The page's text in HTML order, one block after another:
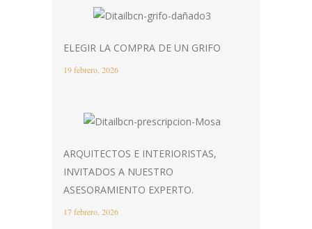
ELEGIR LA COMPRA DE UN GRIFO
19 febrero, 2026
ARQUITECTOS E INTERIORISTAS,
INVITADOS A NUESTRO
ASESORAMIENTO EXPERTO.
17 febrero, 2026